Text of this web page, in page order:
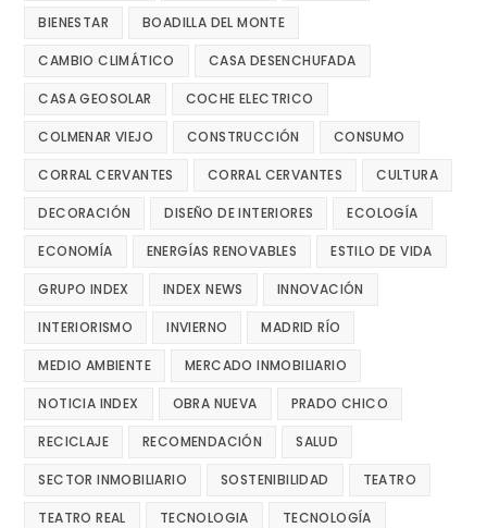
BIENESTAR BOADILLA DEL MONTE
CAMBIO CLIMÁTICO CASA DESENCHUFADA
CASA GEOSOLAR COCHE ELECTRICO
COLMENAR VIEJO CONSTRUCCIÓN CONSUMO
CORRAL CERVANTES CORRAL CERVANTES CULTURA
DECORACIÓN DISEÑO DE INTERIORES ECOLOGÍA
ECONOMÍA ENERGÍAS RENOVABLES ESTILO DE VIDA
GRUPO INDEX INDEX NEWS INNOVACIÓN
INTERIORISMO INVIERNO MADRID RÍO
MEDIO AMBIENTE MERCADO INMOBILIARIO
NOTICIA INDEX OBRA NUEVA PRADO CHICO
RECICLAJE RECOMENDACIÓN SALUD
SECTOR INMOBILIARIO SOSTENIBILIDAD TEATRO
TEATRO REAL TECNOLOGIA TECNOLOGÍA